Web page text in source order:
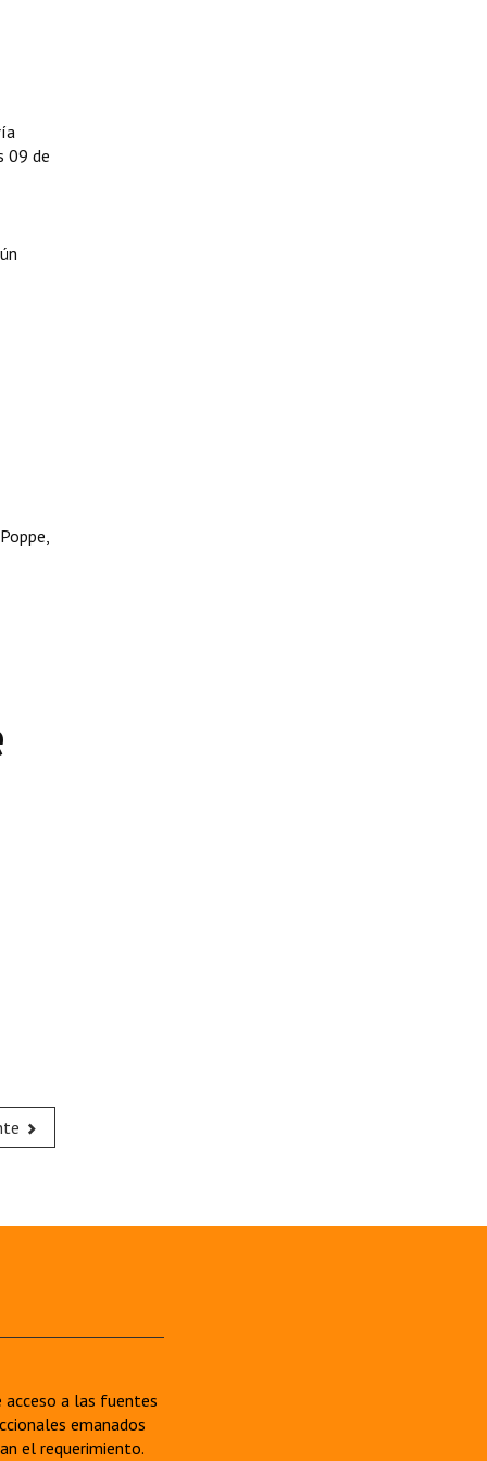
09 de
acceso a las fuentes
emanados
el requerimiento.